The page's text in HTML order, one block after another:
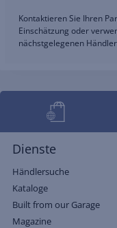
Kontaktieren Sie Ihren
Einschätzung oder
nächstgelegenen
Dienste
Händlersuche
Kataloge
Built from our Garage
Magazine